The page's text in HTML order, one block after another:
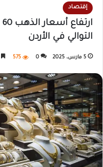
إقتصاد
التوالي في الأردن
5 مارس، 2025 0
575